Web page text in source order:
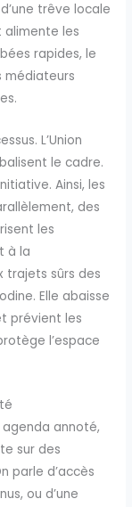
trêve locale
alimente les
rapides, le
médiateurs
L’Union
le cadre.
Ainsi, les
des
les
à la
trajets sûrs des
Elle abaisse
prévient les
l’espace
agenda annoté,
sur des
parle d’accès
ou d’une